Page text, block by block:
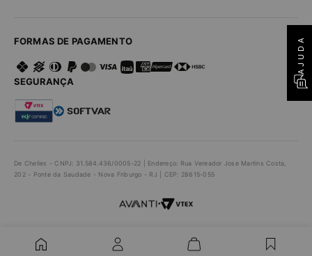
FORMAS DE PAGAMENTO
SEGURANÇA
De Chelles - CNPJ: 31.584.436/0005-22 | Endereço: Rua Vereador Jose Martins Costa,
202 - Ponte da Saudade - Nova Friburgo - RJ | CEP: 28615-055
•
AJUDA